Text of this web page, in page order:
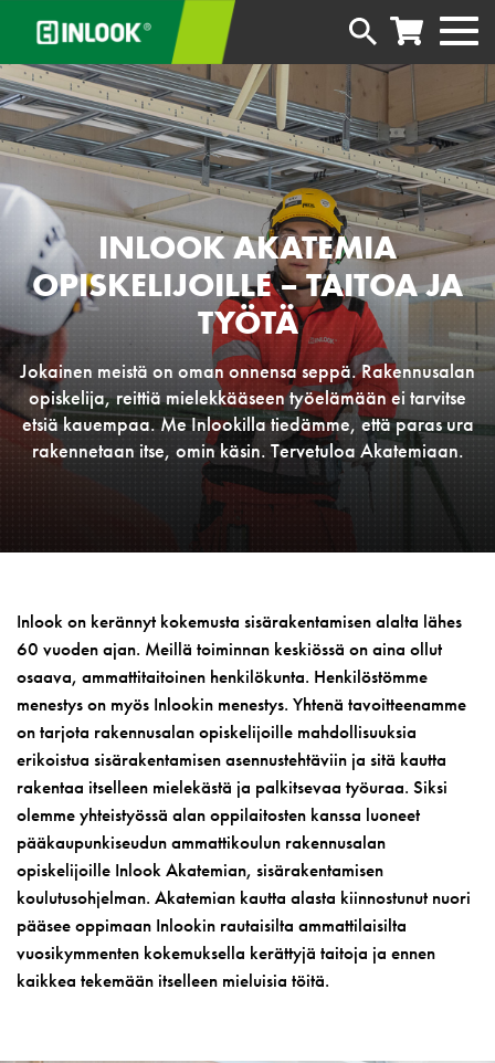
INLOOK AKATEMIA
OPISKELIJOILLE – TAITOA JA
TYÖTÄ
Jokainen meistä on oman onnensa seppä. Rakennusalan
opiskelija, reittiä mielekkääseen työelämään ei tarvitse
etsiä kauempaa. Me Inlookilla tiedämme, että paras ura
rakennetaan itse, omin käsin. Tervetuloa Akatemiaan.
Inlook on kerännyt kokemusta sisärakentamisen alalta lähes
60 vuoden ajan. Meillä toiminnan keskiössä on aina ollut
osaava, ammattitaitoinen henkilökunta. Henkilöstömme
menestys on myös Inlookin menestys. Yhtenä tavoitteenamme
on tarjota rakennusalan opiskelijoille mahdollisuuksia
erikoistua sisärakentamisen asennustehtäviin ja sitä kautta
rakentaa itselleen mielekästä ja palkitsevaa työuraa. Siksi
olemme yhteistyössä alan oppilaitosten kanssa luoneet
pääkaupunkiseudun ammattikoulun rakennusalan
opiskelijoille Inlook Akatemian, sisärakentamisen
koulutusohjelman. Akatemian kautta alasta kiinnostunut nuori
pääsee oppimaan Inlookin rautaisilta ammattilaisilta
vuosikymmenten kokemuksella kerättyjä taitoja ja ennen
kaikkea tekemään itselleen mieluisia töitä.